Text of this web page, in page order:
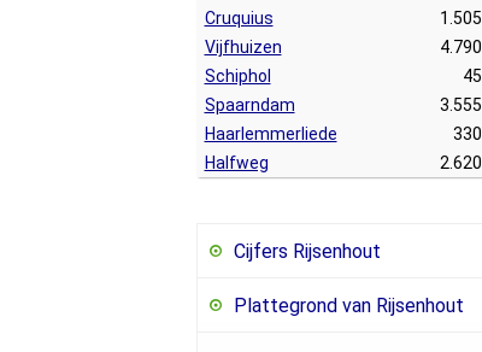
Cruquius 1.505
Vijfhuizen 4.790
Schiphol 45
Spaarndam 3.555
Haarlemmerliede 330
Halfweg 2.620
Cijfers Rijsenhout
Plattegrond van Rijsenhout